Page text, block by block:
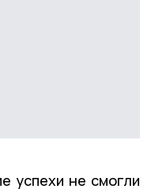
успехи не смогли